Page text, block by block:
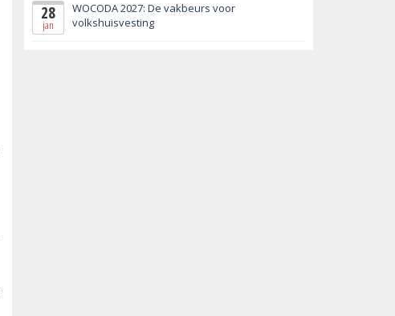
28
jan
WOCODA 2027: De vakbeurs voor
volkshuisvesting